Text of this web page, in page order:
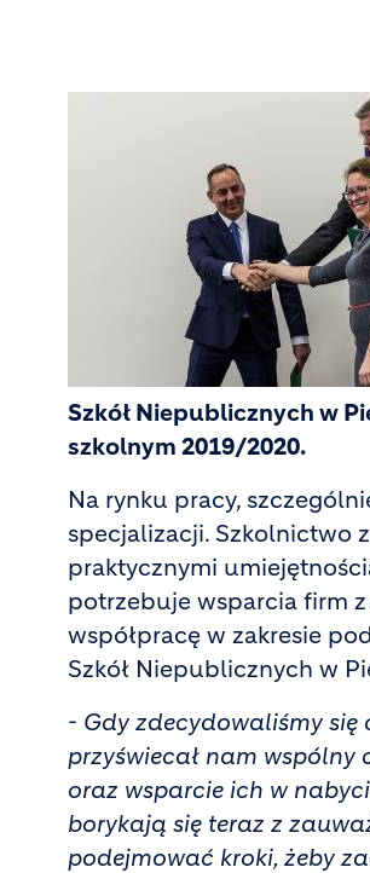
Szkół Niepublicznych w
szkolnym 2019/2020.
Na rynku pracy,
specjalizacji. Szkolnictwo
praktycznymi
potrzebuje wsparcia firm
współpracę w zakresie
Szkół Niepublicznych w
- Gdy zdecydowaliśmy
przyświecał nam
oraz wsparcie ich w
borykają się teraz z
podejmować kroki, żeby